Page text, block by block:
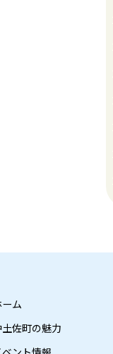
ーム
土佐町の魅力